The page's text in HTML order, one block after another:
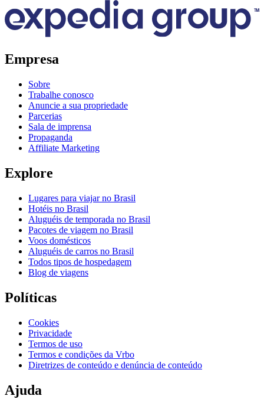
Empresa
Sobre
Trabalhe conosco
Anuncie a sua propriedade
Parcerias
Sala de imprensa
Propaganda
Affiliate Marketing
Explore
Lugares para viajar no Brasil
Hotéis no Brasil
Aluguéis de temporada no Brasil
Pacotes de viagem no Brasil
Voos domésticos
Aluguéis de carros no Brasil
Todos tipos de hospedagem
Blog de viagens
Políticas
Cookies
Privacidade
Termos de uso
Termos e condições da Vrbo
Diretrizes de conteúdo e denúncia de conteúdo
Ajuda